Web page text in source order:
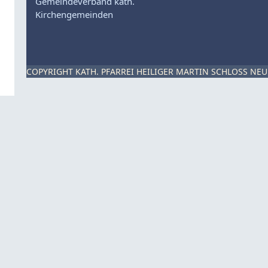
Kirchengemeinden
COPYRIGHT KATH. PFARREI HEILIGER MARTIN SCHLOSS